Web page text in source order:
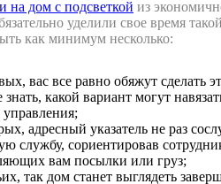
на дом с подсветкой из
уделили свое время
как минимум несколько:
вас все равно обяжут сделать
знать, какой вариант могут
адресный указатель не раз
службу, сориентировав
вам посылки или груз;
так дом станет выглядеть